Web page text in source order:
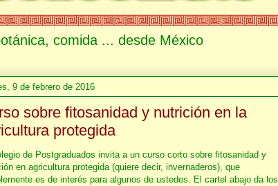
comida ... desde México
9 de febrero de 2016
sobre fitosanidad y nutrición en la
protegida
de Postgraduados invita a un curso corto sobre fitosanidad y
en agricultura protegida (quiere decir, invernaderos), que
es de interés para algunos de ustedes. El cartel abajo da los